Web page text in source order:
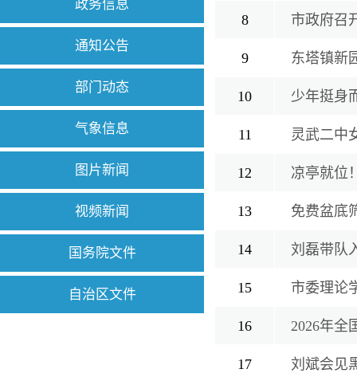
政务信息
通知公告
部门动态
气象信息
图片新闻
视频新闻
国务院文件
自治区文件
8 市政府召
9 东塔镇新
10 少年挺身
11 灵武二中
族团结友谊
12 凉亭就位
13 免费盆底
14 刘磊带队
15 市委理论
16 2026年全
17 刘斌会见